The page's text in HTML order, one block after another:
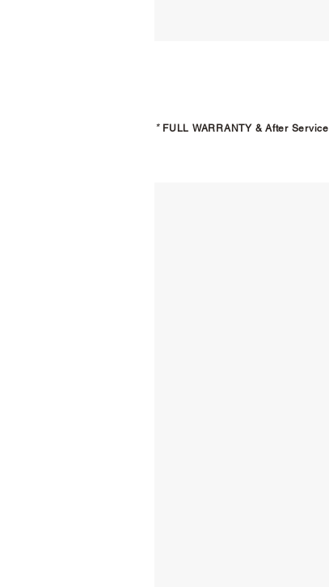
* FULL WARRANTY & After Service